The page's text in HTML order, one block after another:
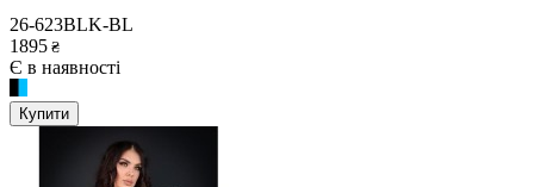
26-623BLK-BL
1895 ₴
Є в наявності
Купити